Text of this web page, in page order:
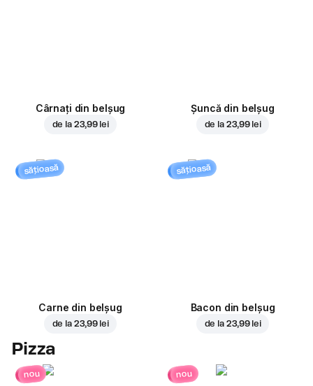
Cârnați din belșug
de la 23,99 lei
Șuncă din belșug
de la 23,99 lei
sățioasă
Carne din belșug
de la 23,99 lei
sățioasă
Bacon din belșug
de la 23,99 lei
Pizza
nou nou